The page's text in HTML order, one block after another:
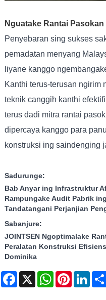
Nguatake Rantai
Penyebaran sing sukses
pemadatan menyang
liyane kanggo
Kanthi terus-terusan ngirim
teknik canggih kanthi
terus dadi mitra rantai
dipercaya kanggo para
konstruksi ing saindenging
Sadurunge:
Bab Anyar ing Infrastruktur
Rampungake Audit Pabrik
Tandatangani Perjanjian
Sabanjure:
JOINTSEN Ngoptimalake
Peralatan Konstruksi
Dominika
Facebook
X WhatsAppPinterest